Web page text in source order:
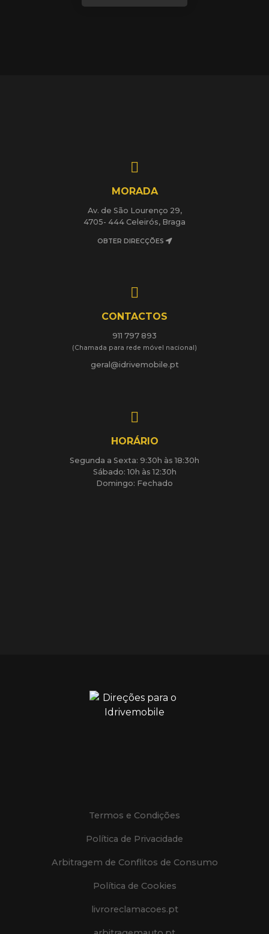
MORADA
Av. de São Lourenço 29,
4705- 444 Celeirós, Braga
OBTER DIRECÇÕES
CONTACTOS
911 797 893
(Chamada para rede móvel nacional)
geral@idrivemobile.pt
HORÁRIO
Segunda a Sexta: 9:30h às 18:30h
Sábado: 10h às 12:30h
Domingo: Fechado
Termos e Condições
Política de Privacidade
Arbitragem de Conflitos de Consumo
Política de Cookies
livroreclamacoes.pt